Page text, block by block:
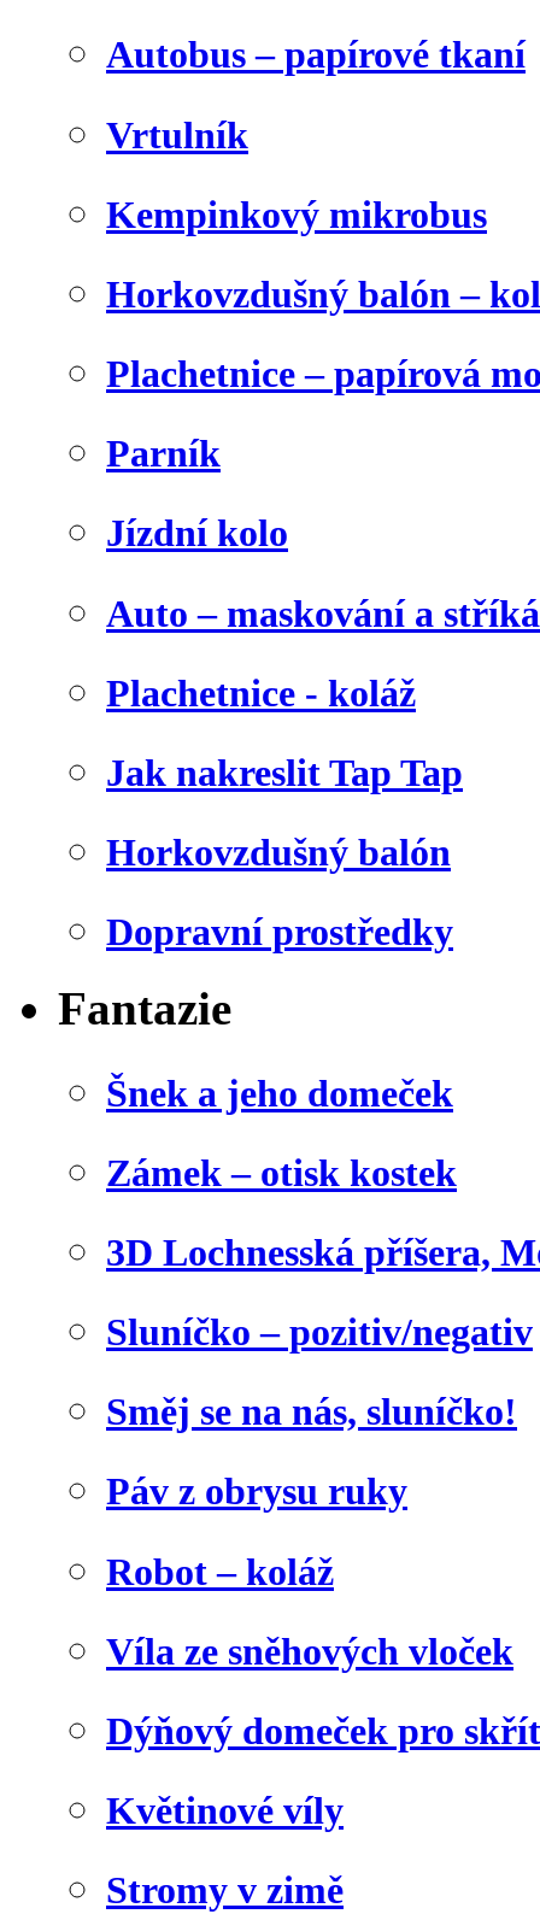
Autobus – papírové tkaní
Vrtulník
Kempinkový mikrobus
Horkovzdušný balón –
Plachetnice – papírová
Parník
Jízdní kolo
Auto – maskování a
Plachetnice - koláž
Jak nakreslit Tap Tap
Horkovzdušný balón
Dopravní prostředky
Fantazie
Šnek a jeho domeček
Zámek – otisk kostek
3D Lochnesská příšera,
Sluníčko – pozitiv/negativ
Směj se na nás, sluníčko!
Páv z obrysu ruky
Robot – koláž
Víla ze sněhových vloček
Dýňový domeček pro
Květinové víly
Stromy v zimě